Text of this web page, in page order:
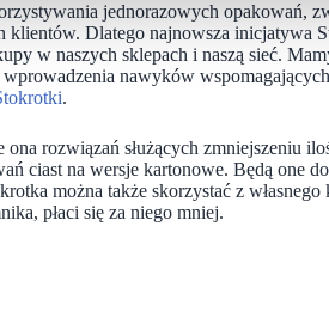
jednorazowych opakowań,
klientów. Dlatego najnowsza inicjatywa
w naszych sklepach i naszą sieć.
nawyków
.
ona rozwiązań służących zmniejszeniu
ciast na wersje kartonowe. Będą one
można także skorzystać z
płaci się za niego mniej.